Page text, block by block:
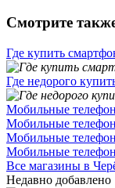
Смотрите
Где купить
Где недорого
Мобильные
Мобильные
Мобильные
Мобильные
Все магазины в
Недавно добавлено